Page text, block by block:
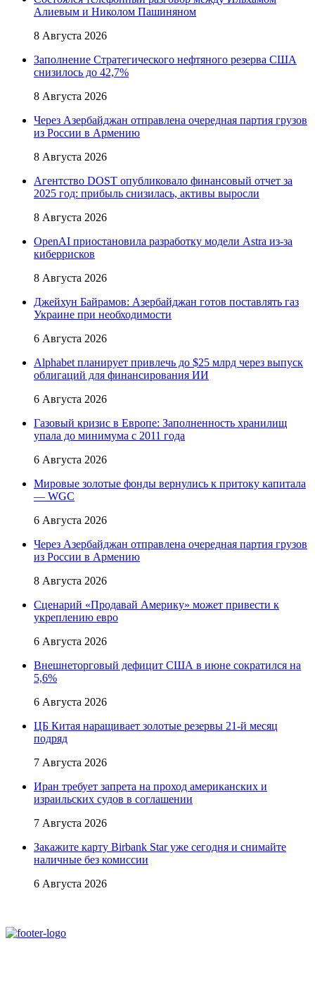
Алиевым и Николом Пашиняном
8 Августа 2026
Заполнение Стратегического нефтяного резерва США
снизилось до 42,7%
8 Августа 2026
Через Азербайджан отправлена очередная партия грузов
из России в Армению
8 Августа 2026
Агентство DOST опубликовало финансовый отчет за
2025 год: прибыль снизилась, активы выросли
8 Августа 2026
OpenAI приостановила разработку модели Astra из-за
киберрисков
8 Августа 2026
Джейхун Байрамов: Азербайджан готов поставлять газ
Украине при необходимости
6 Августа 2026
Alphabet планирует привлечь до $25 млрд через выпуск
облигаций для финансирования ИИ
6 Августа 2026
Газовый кризис в Европе: Заполненность хранилищ
упала до минимума с 2011 года
6 Августа 2026
Мировые золотые фонды вернулись к притоку капитала
— WGC
6 Августа 2026
Через Азербайджан отправлена очередная партия грузов
из России в Армению
8 Августа 2026
Сценарий «Продавай Америку» может привести к
укреплению евро
6 Августа 2026
Внешнеторговый дефицит США в июне сократился на
5,6%
6 Августа 2026
ЦБ Китая наращивает золотые резервы 21-й месяц
подряд
7 Августа 2026
Иран требует запрета на проход американских и
израильских судов в соглашении
7 Августа 2026
Закажите карту Birbank Star уже сегодня и снимайте
наличные без комиссии
6 Августа 2026